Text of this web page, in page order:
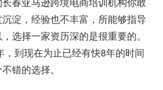
淀，经验也不丰富，所能够指导
选择一家资历深的是很重要的。
，到现在为止已经有快8年的时间
错的选择。